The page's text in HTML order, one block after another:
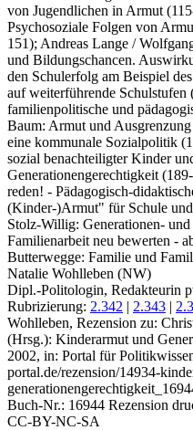
von Jugendlichen in Armut
Psychosoziale Folgen von
151); Andreas Lange /
und Bildungschancen.
den Schulerfolg am Beispiel
auf weiterführende
familienpolitische und
Baum: Armut und
eine kommunale Sozialpolitik
sozial benachteiligter Kinder
Generationengerechtigkeit
reden! - Pädagogisch-
(Kinder-)Armut" für Schule
Stolz-Willig: Generationen-
Familienarbeit neu bewerten -
Butterwegge: Familie und
Natalie Wohlleben (NW)
Dipl.-Politologin, Redakteurin
Rubrizierung: 2.342 | 2.343 |
Wohlleben, Rezension zu:
(Hrsg.): Kinderarmut und
2002, in: Portal für
portal.de/rezension/14934-
Buch-Nr.: 16944 Rezension
CC-BY-NC-SA